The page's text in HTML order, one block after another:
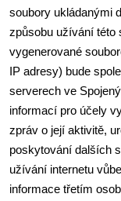
soubory ukládanými
způsobu užívání této
vygenerované
IP adresy) bude
serverech ve
informací pro účely
zpráv o její aktivitě,
poskytování dalších
užívání internetu
informace třetím